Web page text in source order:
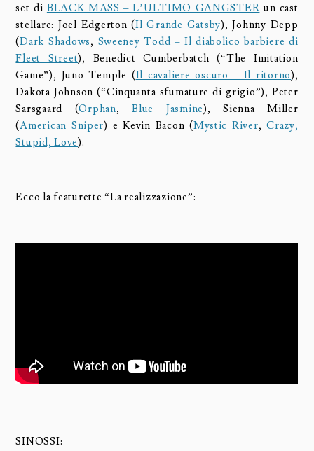
set di BLACK MASS – L’ULTIMO GANGSTER un cast
stellare: Joel Edgerton (Il Grande Gatsby), Johnny Depp
(Dark Shadows, Sweeney Todd – Il diabolico barbiere di
Fleet Street), Benedict Cumberbatch (“The Imitation
Game”), Juno Temple (Il cavaliere oscuro – Il ritorno),
Dakota Johnson (“Cinquanta sfumature di grigio”), Peter
Sarsgaard (Orphan,Blue Jasmine), Sienna Miller
(American Sniper) e Kevin Bacon (Mystic River,Crazy,
Stupid, Love).
Ecco la featurette “La realizzazione”:
SINOSSI: